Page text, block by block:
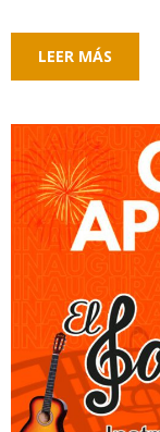
LEER MÁS